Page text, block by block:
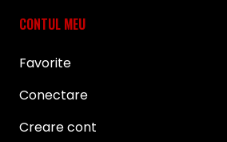
CONTUL MEU
Favorite
Conectare
Creare cont